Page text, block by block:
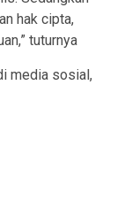
hak cipta,
tuturnya
media sosial,